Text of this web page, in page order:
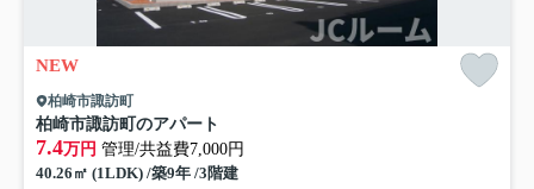
NEW
柏崎市諏訪町
柏崎市諏訪町のアパート
7.4万円 管理/共益費7,000円
40.26㎡ (1LDK) /築9年 /3階建